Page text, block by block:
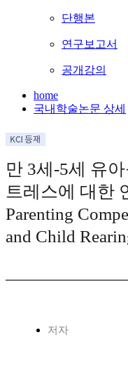
단행본
연구보고서
공개강의
home
국내학술논문 상세
만 3세-5세 유
트레스에 대한
Parenting
and Child
저자